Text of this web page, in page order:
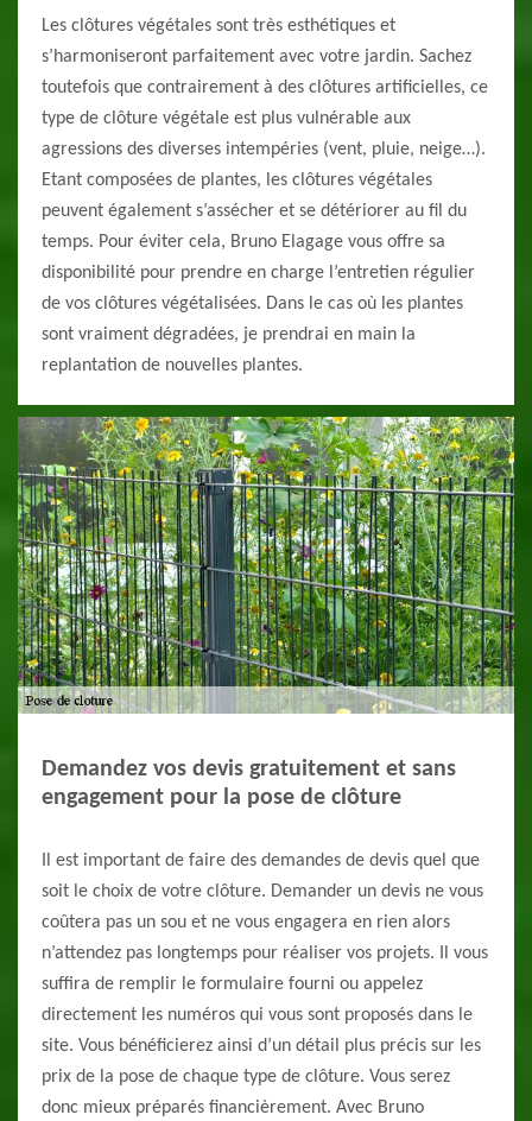
Les clôtures végétales sont très esthétiques et
s’harmoniseront parfaitement avec votre jardin. Sachez
toutefois que contrairement à des clôtures artificielles, ce
type de clôture végétale est plus vulnérable aux
agressions des diverses intempéries (vent, pluie, neige…).
Etant composées de plantes, les clôtures végétales
peuvent également s’assécher et se détériorer au fil du
temps. Pour éviter cela, Bruno Elagage vous offre sa
disponibilité pour prendre en charge l’entretien régulier
de vos clôtures végétalisées. Dans le cas où les plantes
sont vraiment dégradées, je prendrai en main la
replantation de nouvelles plantes.
Demandez vos devis gratuitement et sans
engagement pour la pose de clôture
Il est important de faire des demandes de devis quel que
soit le choix de votre clôture. Demander un devis ne vous
coûtera pas un sou et ne vous engagera en rien alors
n’attendez pas longtemps pour réaliser vos projets. Il vous
suffira de remplir le formulaire fourni ou appelez
directement les numéros qui vous sont proposés dans le
site. Vous bénéficierez ainsi d’un détail plus précis sur les
prix de la pose de chaque type de clôture. Vous serez
donc mieux préparés financièrement. Avec Bruno